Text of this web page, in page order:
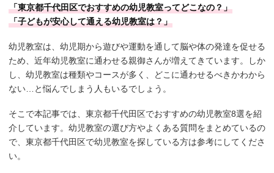
「東京都千代田区でおすすめの幼児教室ってどこなの？」
「子どもが安心して通える幼児教室は？」
幼児教室は、幼児期から遊びや運動を通して脳や体の発達を促せる
ため、近年幼児教室に通わせる親御さんが増えてきています。しか
し、幼児教室は種類やコースが多く、どこに通わせるべきかわから
ない…と悩んでしまう人もいるでしょう。
そこで本記事では、東京都千代田区でおすすめの幼児教室8選を紹
介しています。幼児教室の選び方やよくある質問をまとめているの
で、東京都千代田区で幼児教室を探している方は参考にしてくださ
い。